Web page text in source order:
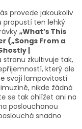
provede jakoukoliv
propustí ten lehký
„What’s This
(„Songs From a
|
stranu zkultivuje tak,
který ale
svojí lampovitostí
nikde žádná
se tak ohlížet ani na
poslouchanou
snadno